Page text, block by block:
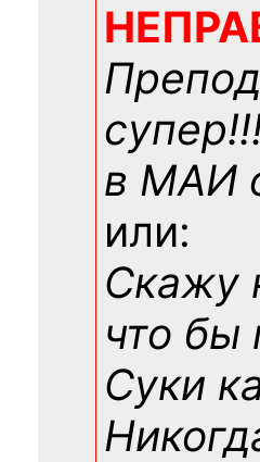
в МАИ
или:
Скажу
что бы
Суки